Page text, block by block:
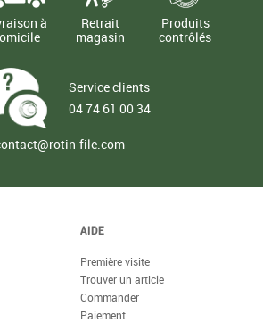
à
Retrait
magasin
Produits
contrôlés
Service clients
04 74 61 00 34
file.com
AIDE
Première visite
Trouver un article
Commander
Paiement